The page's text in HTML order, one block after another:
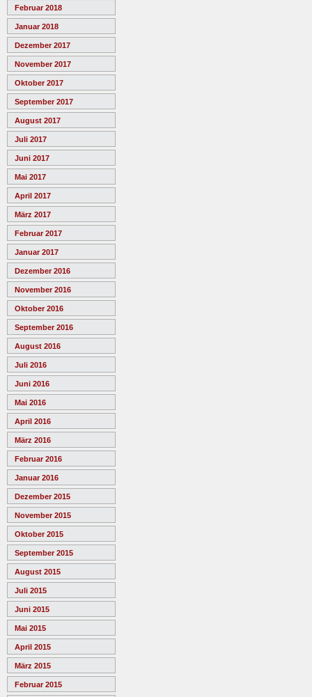
Februar 2018
Januar 2018
Dezember 2017
November 2017
Oktober 2017
September 2017
August 2017
Juli 2017
Juni 2017
Mai 2017
April 2017
März 2017
Februar 2017
Januar 2017
Dezember 2016
November 2016
Oktober 2016
September 2016
August 2016
Juli 2016
Juni 2016
Mai 2016
April 2016
März 2016
Februar 2016
Januar 2016
Dezember 2015
November 2015
Oktober 2015
September 2015
August 2015
Juli 2015
Juni 2015
Mai 2015
April 2015
März 2015
Februar 2015